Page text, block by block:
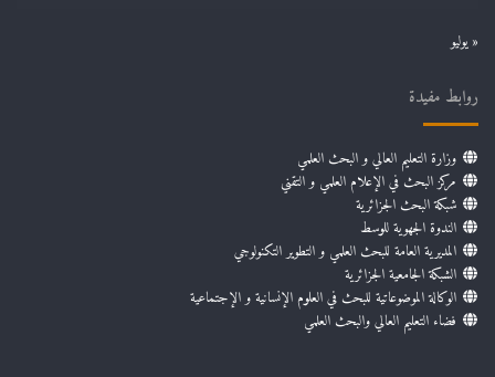
« يوليو
روابط مفيدة
وزارة التعليم العالي و البحث العلمي
مركز البحث في الإعلام العلمي و التقني
شبكة البحث الجزائرية
الندوة الجهوية للوسط
المديرية العامة للبحث العلمي و التطوير التكنولوجي
الشبكة الجامعية الجزائرية
الوكالة الموضوعاتية للبحث في العلوم الإنسانية و الإجتماعية
فضاء التعليم العالي والبحث العلمي